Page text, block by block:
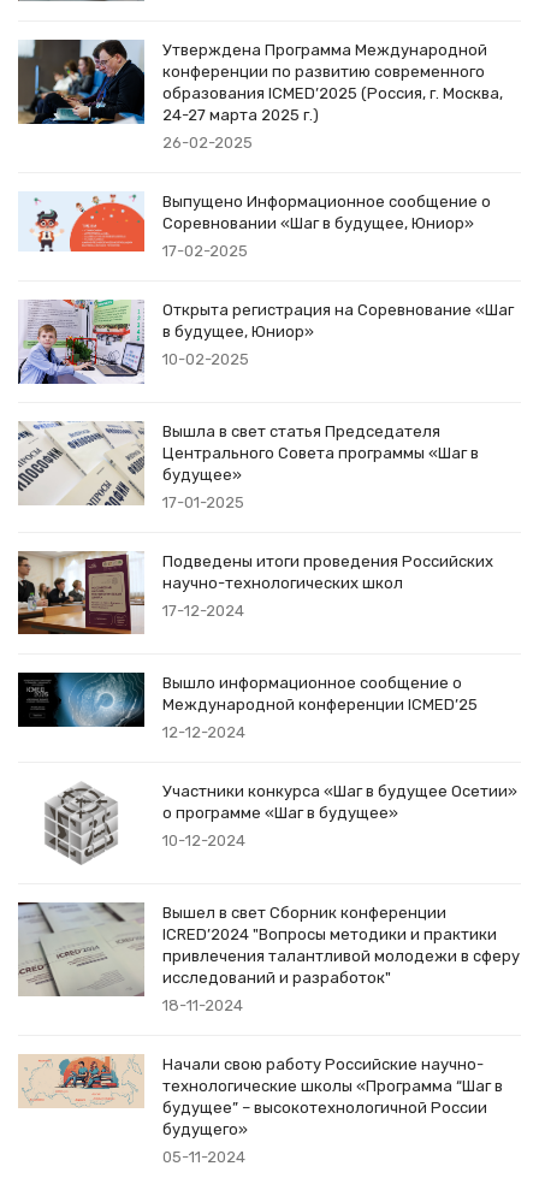
Утверждена Программа Международной
конференции по развитию современного
образования ICMED’2025 (Россия, г. Москва,
24-27 марта 2025 г.)
26-02-2025
Выпущено Информационное сообщение о
Соревновании «Шаг в будущее, Юниор»
17-02-2025
Открыта регистрация на Соревнование «Шаг
в будущее, Юниор»
10-02-2025
Вышла в свет статья Председателя
Центрального Совета программы «Шаг в
будущее»
17-01-2025
Подведены итоги проведения Российских
научно-технологических школ
17-12-2024
Вышло информационное сообщение о
Международной конференции ICMED’25
12-12-2024
Участники конкурса «Шаг в будущее Осетии»
о программе «Шаг в будущее»
10-12-2024
Вышел в свет Сборник конференции
ICRED’2024 "Вопросы методики и практики
привлечения талантливой молодежи в сферу
исследований и разработок"
18-11-2024
Начали свою работу Российские научно-
технологические школы «Программа “Шаг в
будущее” – высокотехнологичной России
будущего»
05-11-2024